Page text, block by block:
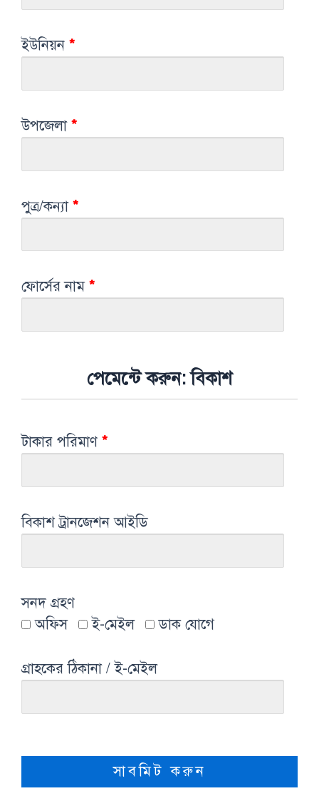
ইউনিয়ন *
উপজেলা *
পুত্র/কন্যা *
ফোর্সের নাম *
পেমেন্টে করুন: বিকাশ
টাকার পরিমাণ *
বিকাশ ট্রানজেশন আইডি
সনদ গ্রহণ
অফিস
ই-মেইল ডাক যোগে
গ্রাহকের ঠিকানা / ই-মেইল